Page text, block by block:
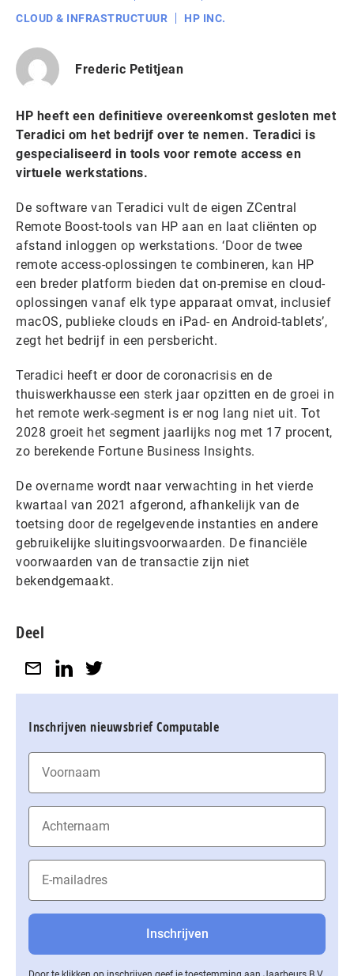
CLOUD & INFRASTRUCTUUR
HP INC.
Frederic Petitjean
HP heeft een definitieve overeenkomst gesloten met
Teradici om het bedrijf over te nemen. Teradici is
gespecialiseerd in tools voor remote access en
virtuele werkstations.
De software van Teradici vult de eigen ZCentral
Remote Boost-tools van HP aan en laat cliënten op
afstand inloggen op werkstations. ‘Door de twee
remote access-oplossingen te combineren, kan HP
een breder platform bieden dat on-premise en cloud-
oplossingen vanaf elk type apparaat omvat, inclusief
macOS, publieke clouds en iPad- en Android-tablets’,
zegt het bedrijf in een persbericht.
Teradici heeft er door de coronacrisis en de
thuiswerkhausse een sterk jaar opzitten en de groei in
het remote werk-segment is er nog lang niet uit. Tot
2028 groeit het segment jaarlijks nog met 17 procent,
zo berekende Fortune Business Insights.
De overname wordt naar verwachting in het vierde
kwartaal van 2021 afgerond, afhankelijk van de
toetsing door de regelgevende instanties en andere
gebruikelijke sluitingsvoorwaarden. De financiële
voorwaarden van de transactie zijn niet
bekendgemaakt.
Deel
Inschrijven nieuwsbrief Computable